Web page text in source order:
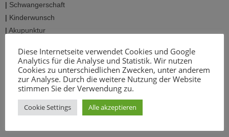
| Schwangerschaft
| Kinderwunsch
| Akupunktur
Hormone
Darmprobleme
Wechseljahre
Nachbetreuung bei Krebserkrankungen
Diese Internetseite verwendet Cookies und Google
Analytics für die Analyse und Statistik. Wir nutzen
Cookies zu unterschiedlichen Zwecken, unter anderem
zur Analyse. Durch die weitere Nutzung der Website
stimmen Sie der Verwendung zu.
Cookie Settings Alle akzeptieren